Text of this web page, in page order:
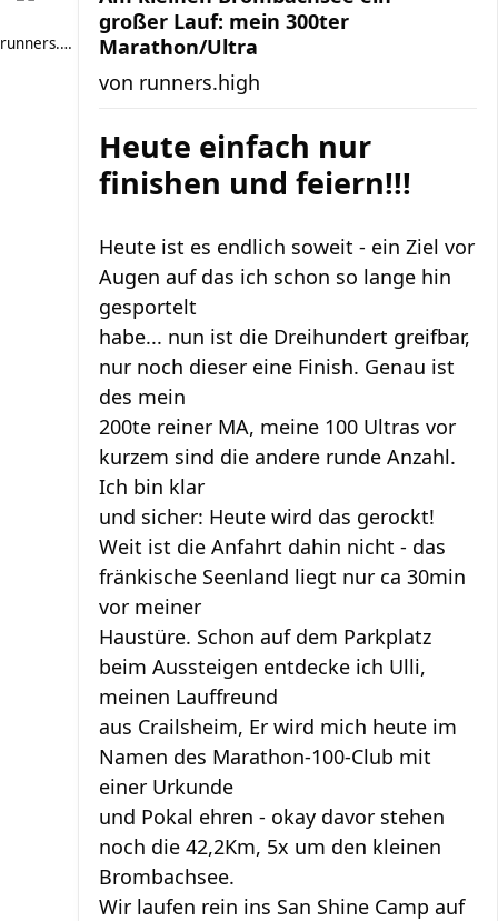
runners.high
großer Lauf: mein 300ter
Marathon/Ultra
von runners.high
Heute einfach nur
finishen und feiern!!!
Heute ist es endlich soweit - ein Ziel vor
Augen auf das ich schon so lange hin
gesportelt
habe... nun ist die Dreihundert greifbar,
nur noch dieser eine Finish. Genau ist
des mein
200te reiner MA, meine 100 Ultras vor
kurzem sind die andere runde Anzahl.
Ich bin klar
und sicher: Heute wird das gerockt!
Weit ist die Anfahrt dahin nicht - das
fränkische Seenland liegt nur ca 30min
vor meiner
Haustüre. Schon auf dem Parkplatz
beim Aussteigen entdecke ich Ulli,
meinen Lauffreund
aus Crailsheim, Er wird mich heute im
Namen des Marathon-100-Club mit
einer Urkunde
und Pokal ehren - okay davor stehen
noch die 42,2Km, 5x um den kleinen
Brombachsee.
Wir laufen rein ins San Shine Camp auf